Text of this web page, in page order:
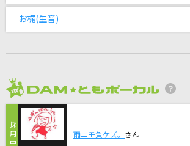
[生音]時の流れに身をまかせ
加賀美茉莉
[生音]インフェルノ(アニメ映像 Ver.)
Mrs. GREEN APPLE
お梶(生音)
雨ニモ負ケズ。 さん